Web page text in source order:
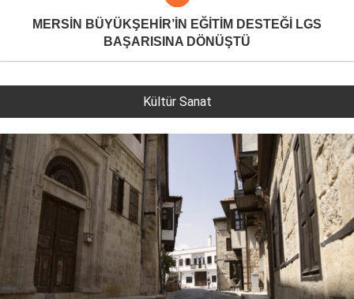
MERSİN BÜYÜKŞEHİR’İN EĞİTİM DESTEĞİ LGS
BAŞARISINA DÖNÜŞTÜ
Kültür Sanat